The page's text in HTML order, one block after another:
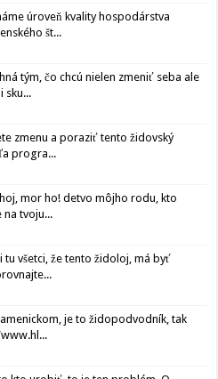
úroveň kvality hospodárstva
št...
tým, čo chcú nielen zmeniť seba ale
sku...
zmenu a poraziť tento židovský
progra...
mor ho! detvo môjho rodu, kto
na tvoju...
tu všetci, že tento židoloj, má byť
je to židopodvodník, tak